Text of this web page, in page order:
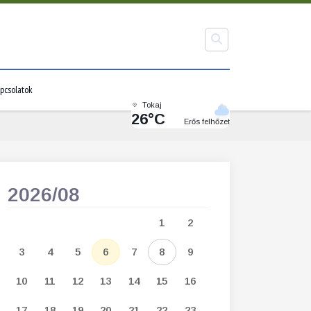
Tokaj
26°C Erős felhőzet
2026/08
1 2
3 4 5 6 7 8 9
10 11 12 13 14 15 16